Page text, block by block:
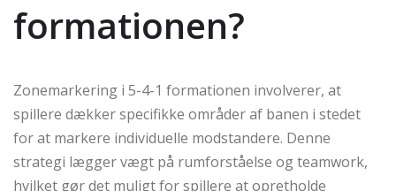
formationen?
Zonemarkering i 5-4-1 formationen involverer, at
spillere dækker specifikke områder af banen i stedet
for at markere individuelle modstandere. Denne
strategi lægger vægt på rumforståelse og teamwork,
hvilket gør det muligt for spillere at opretholde